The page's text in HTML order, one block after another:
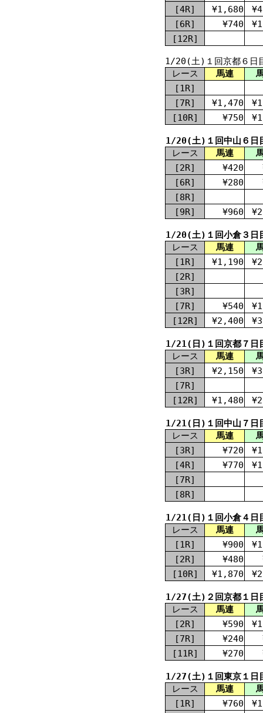
[4R]
¥1,680
[6R]
¥740
[12R]
1/20(土)１回京都６日
レース
馬連
[1R]
[7R]
¥1,470
[10R]
¥750
1/20(土)１回中山６日
レース
馬連
[2R]
¥420
[6R]
¥280
[8R]
[9R]
¥960
1/20(土)１回小倉３日
レース
馬連
[1R]
¥1,190
[2R]
[3R]
[7R]
¥540
[12R]
¥2,400
1/21(日)１回京都７日
レース
馬連
[3R]
¥2,150
[7R]
[12R]
¥1,480
1/21(日)１回中山７日
レース
馬連
[3R]
¥720
[4R]
¥770
[7R]
[8R]
1/21(日)１回小倉４日
レース
馬連
[1R]
¥900
[2R]
¥480
[10R]
¥1,870
1/27(土)２回京都１日
レース
馬連
[2R]
¥590
[7R]
¥240
[11R]
¥270
1/27(土)１回東京１日
レース
馬連
[1R]
¥760